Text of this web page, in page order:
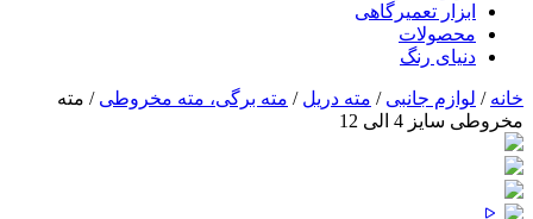
ابزار تعمیرگاهی
محصولات
دنیای رنگ
خانه / لوازم جانبی / مته دریل / مته برگی، مته مخروطی / مته
مخروطی سایز 4 الی 12